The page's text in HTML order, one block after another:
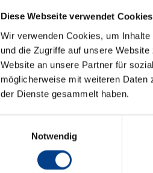
Diese Webseite verwendet Cookies
Wir verwenden Cookies, um
und die Zugriffe auf unsere
Website an unsere Partner für
möglicherweise mit weiteren Daten
der Dienste gesammelt haben.
Notwendig